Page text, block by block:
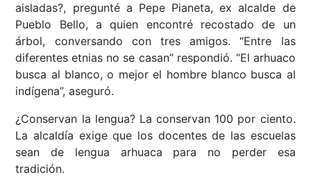
aisladas?, pregunté a Pepe Pianeta, ex alcalde de
Pueblo Bello, a quien encontré recostado de un
árbol, conversando con tres amigos. “Entre las
diferentes etnias no se casan” respondió. “El arhuaco
busca al blanco, o mejor el hombre blanco busca al
indígena”, aseguró.
¿Conservan la lengua? La conservan 100 por ciento.
La alcaldía exige que los docentes de las escuelas
sean de lengua arhuaca para no perder esa
tradición.